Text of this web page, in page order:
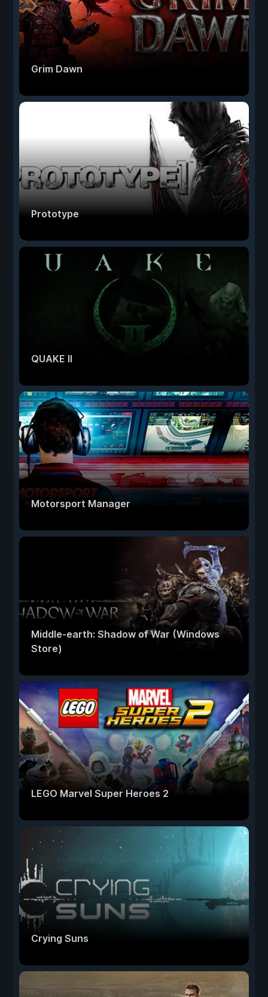
Grim Dawn
Prototype
QUAKE II
Motorsport Manager
Middle-earth: Shadow of War (Windows
Store)
LEGO Marvel Super Heroes 2
Crying Suns